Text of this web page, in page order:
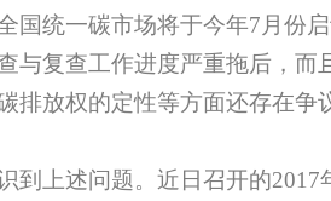
国统一碳市场将于今年7月份
与复查工作进度严重拖后，而
排放权的定性等方面还存在争
到上述问题。近日召开的